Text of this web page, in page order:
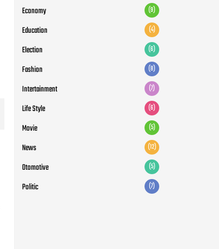
Economy (9)
Education (4)
Election (6)
Fashion (8)
Intertainment (7)
Life Style (6)
Movie (5)
News (12)
Otomotive (5)
Politic (7)